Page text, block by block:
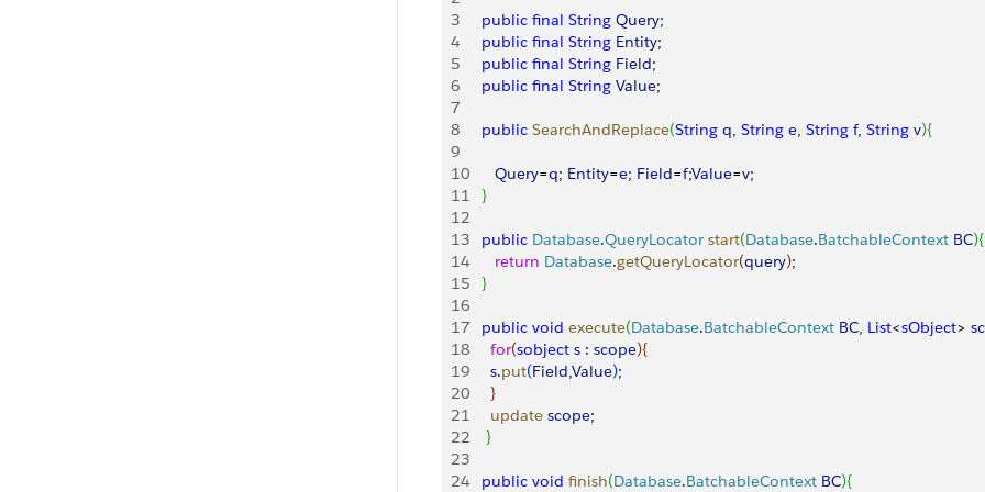
3
   public
final String Query;
4
   public
final String Entity;
5
   public
final String Field;
6
   public
final String Value;
7
8
   public
SearchAndReplace(String q, String e, String f, String v){
9
10
      Query
=q; Entity=e; Field=f;Value=v;
11
}
12
13
   public
Database.QueryLocator start(Database.BatchableContext BC){
14
      return
Database.getQueryLocator(query);
15
}
16
17
   public
void execute(Database.BatchableContext BC, List<sObject>
18
     for
(sobject s : scope){
19
     s
.put(Field,Value);
20
}
21
     update
scope;
22
}
23
24
   public
void finish(Database.BatchableContext BC){